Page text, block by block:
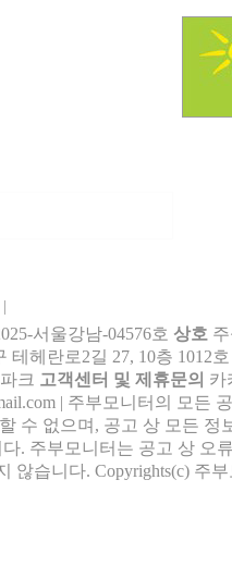
서울강남-04576호 상호
테헤란로2길 27, 10층 1012
크 고객센터 및 제휴문의 카
| 주부모니터의 모든
수 없으며, 공고 상 모든 정
. 주부모니터는 공고 상 오
않습니다. Copyrights(c) 주부